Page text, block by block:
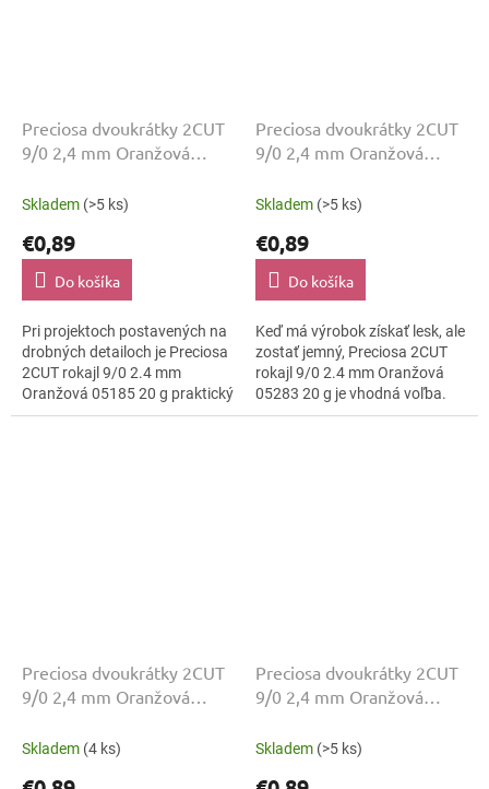
Preciosa dvoukrátky 2CUT
9/0 2,4 mm Oranžová
Skladem (>5 ks)
€0,89
Do košíka
Pri projektoch postavených na
drobných detailoch je Preciosa
2CUT rokajl 9/0 2.4 mm
Oranžová 05185 20 g praktický
základ. Brúsené plôšky 2CUT
Preciosa dvoukrátky 2CUT
9/0 2,4 mm Oranžová
Skladem (>5 ks)
€0,89
Do košíka
Keď má výrobok získať lesk, ale
zostať jemný, Preciosa 2CUT
rokajl 9/0 2.4 mm Oranžová
05283 20 g je vhodná voľba.
Farba Oranžová ostáva
Preciosa dvoukrátky 2CUT
9/0 2,4 mm Oranžová
Skladem (4 ks)
Preciosa dvoukrátky 2CUT
9/0 2,4 mm Oranžová
Skladem (>5 ks)